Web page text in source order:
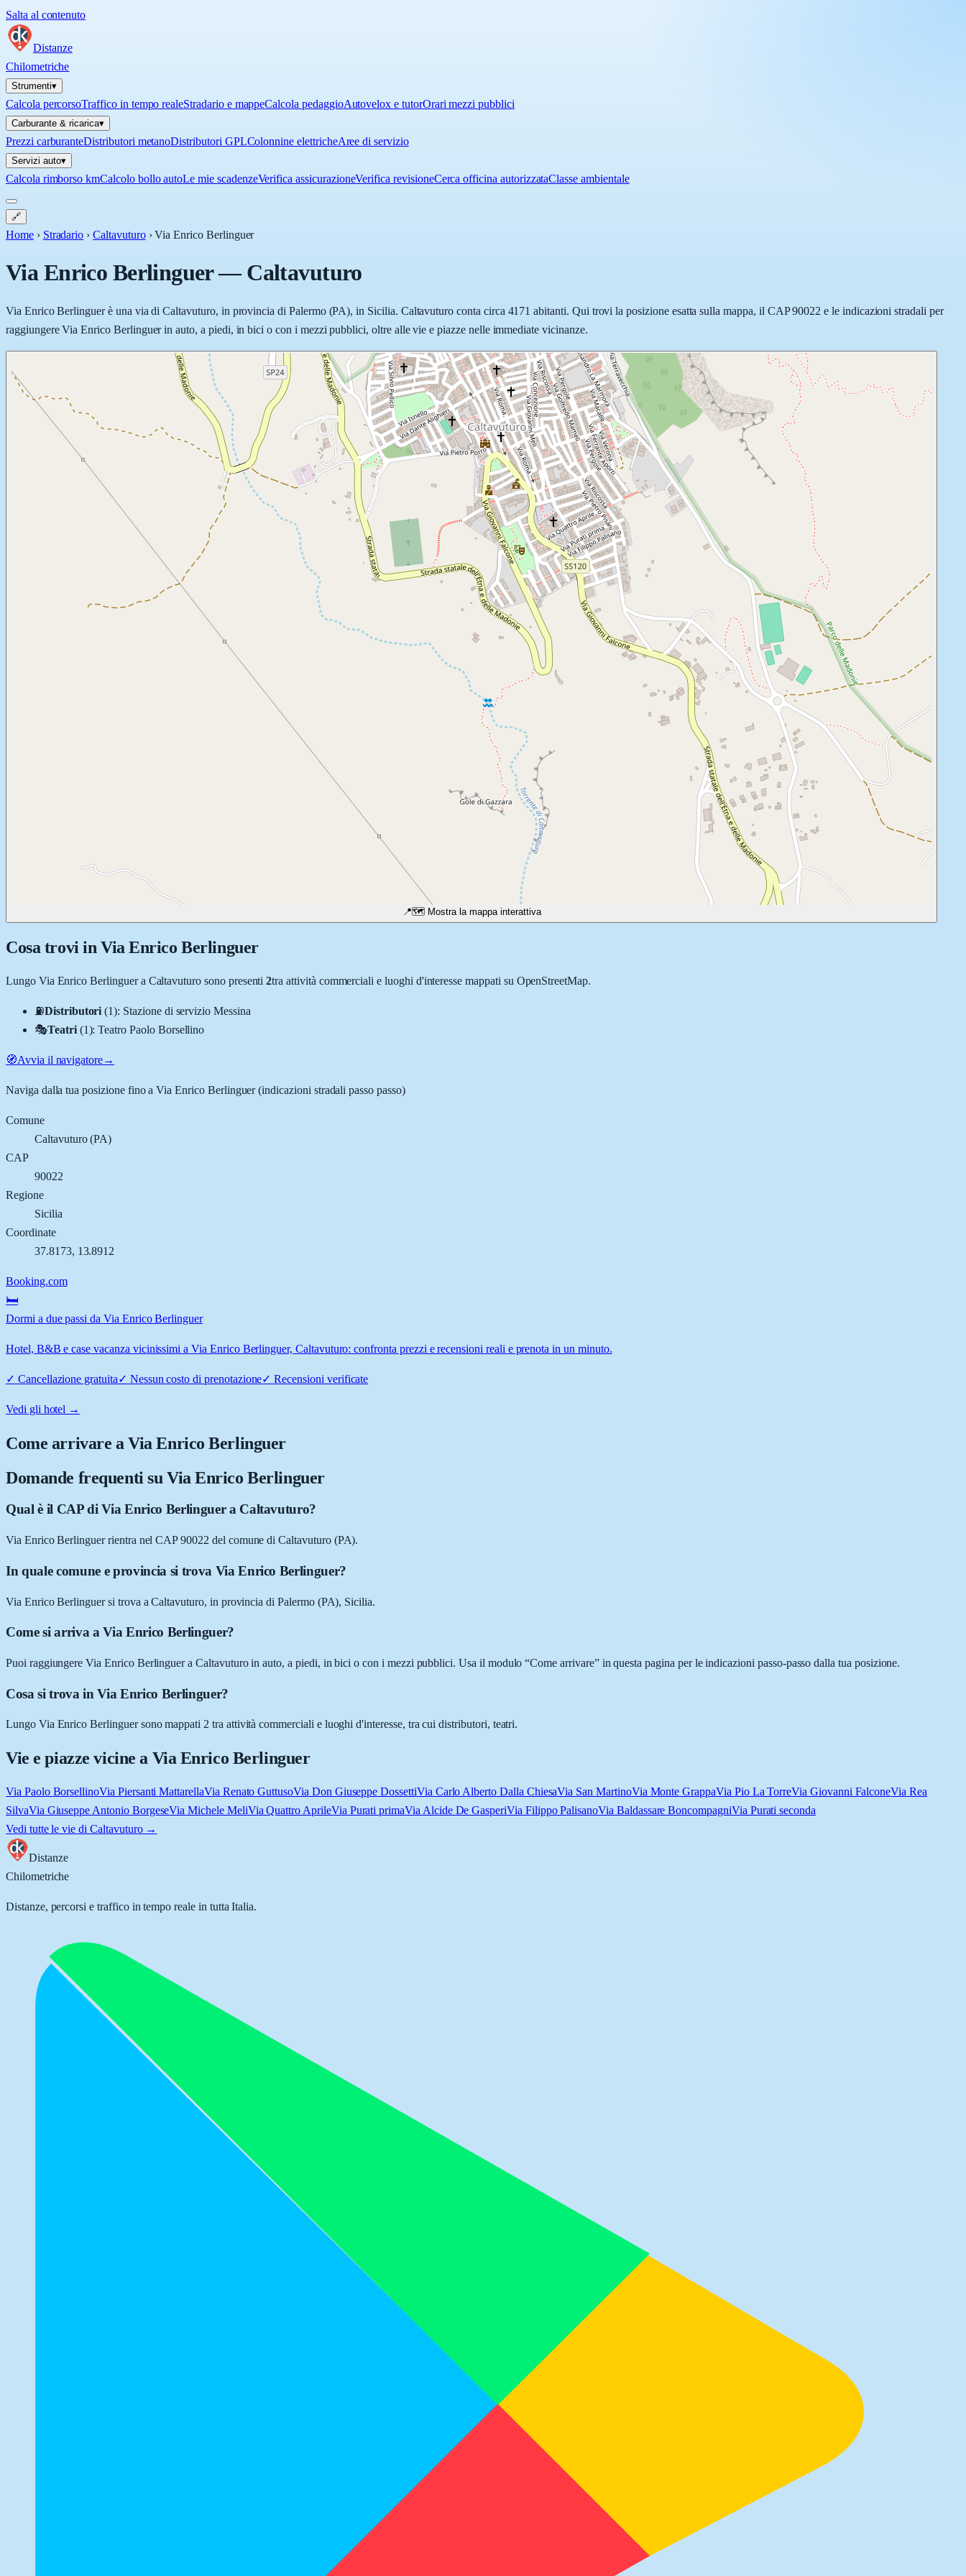
Salta al contenuto
Distanze
Chilometriche
Strumenti▾
Calcola percorsoTraffico in tempo realeStradario e mappeCalcola pedaggioAutovelox e tutorOrari mezzi pubblici
Carburante & ricarica▾
Prezzi carburanteDistributori metanoDistributori GPLColonnine elettricheAree di servizio
Servizi auto▾
Calcola rimborso kmCalcolo bollo autoLe mie scadenzeVerifica assicurazioneVerifica revisioneCerca officina autorizzataClasse ambientale
🔗
Home › Stradario › Caltavuturo ›Via Enrico Berlinguer
Via Enrico Berlinguer—Caltavuturo
Via Enrico Berlinguer è una via di Caltavuturo, in provincia di Palermo (PA), in Sicilia. Caltavuturo conta circa 4171 abitanti. Qui trovi la posizione esatta sulla mappa, il CAP 90022 e le indicazioni stradali per
raggiungere Via Enrico Berlinguer in auto, a piedi, in bici o con i mezzi pubblici, oltre alle vie e piazze nelle immediate vicinanze.
📍🗺️ Mostra la mappa interattiva
Cosa trovi in Via Enrico Berlinguer
Lungo Via Enrico Berlinguera Caltavuturo sono presenti 2tra attività commerciali e luoghi d'interesse mappati su OpenStreetMap.
⛽Distributori (1): Stazione di servizio Messina
🎭Teatri (1):Teatro Paolo Borsellino
🧭Avvia il navigatore→
Naviga dalla tua posizione fino aVia Enrico Berlinguer(indicazioni stradali passo passo)
Comune
Caltavuturo(PA)
CAP
90022
Regione
Sicilia
Coordinate
37.8173, 13.8912
Booking.com
🛏️
Dormi a due passi da Via Enrico Berlinguer
Hotel, B&B e case vacanza vicinissimi a Via Enrico Berlinguer, Caltavuturo: confronta prezzi e recensioni reali e prenota in un minuto.
✓ Cancellazione gratuita✓ Nessun costo di prenotazione✓Recensioni verificate
Vedi gli hotel →
Come arrivare aVia Enrico Berlinguer
Domande frequenti su Via Enrico Berlinguer
Qual è il CAP di Via Enrico Berlinguer a Caltavuturo?
Via Enrico Berlinguer rientra nel CAP 90022 del comune di Caltavuturo (PA).
In quale comune e provincia si trova Via Enrico Berlinguer?
Via Enrico Berlinguer si trova a Caltavuturo, in provincia di Palermo (PA), Sicilia.
Come si arriva a Via Enrico Berlinguer?
Puoi raggiungere Via Enrico Berlinguer a Caltavuturo in auto, a piedi, in bici o con i mezzi pubblici. Usa il modulo “Come arrivare” in questa pagina per le indicazioni passo-passo dalla tua posizione.
Cosa si trova in Via Enrico Berlinguer?
Lungo Via Enrico Berlinguer sono mappati 2 tra attività commerciali e luoghi d'interesse, tra cui distributori, teatri.
Vie e piazze vicine a Via Enrico Berlinguer
Via Paolo BorsellinoVia Piersanti MattarellaVia Renato GuttusoVia Don Giuseppe DossettiVia Carlo Alberto Dalla ChiesaVia San MartinoVia Monte GrappaVia Pio La TorreVia Giovanni FalconeVia Rea
SilvaVia Giuseppe Antonio BorgeseVia Michele MeliVia Quattro AprileVia Purati primaVia Alcide De GasperiVia Filippo PalisanoVia Baldassare BoncompagniVia Purati seconda
Vedi tutte le vie di Caltavuturo→
Distanze
Chilometriche
Distanze, percorsi e traffico in tempo reale in tutta Italia.